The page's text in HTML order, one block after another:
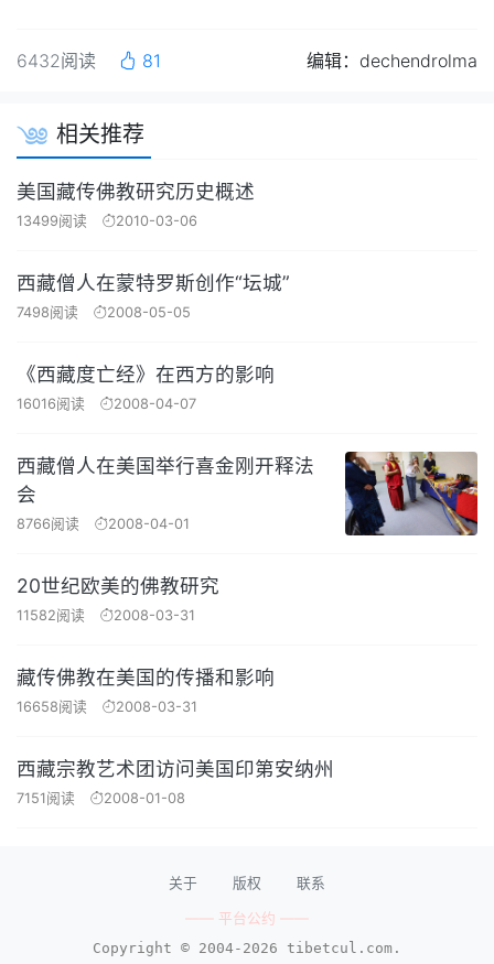
6432阅读 81 编辑：dechendrolma
相关推荐
美国藏传佛教研究历史概述
13499阅读 2010-03-06
西藏僧人在蒙特罗斯创作“坛城”
7498阅读 2008-05-05
《西藏度亡经》在西方的影响
16016阅读 2008-04-07
西藏僧人在美国举行喜金刚开释法
会
8766阅读 2008-04-01
20世纪欧美的佛教研究
11582阅读 2008-03-31
藏传佛教在美国的传播和影响
16658阅读 2008-03-31
西藏宗教艺术团访问美国印第安纳州
7151阅读 2008-01-08
关于 版权 联系
—— 平台公约 ——
Copyright © 2004-2026 tibetcul.com.